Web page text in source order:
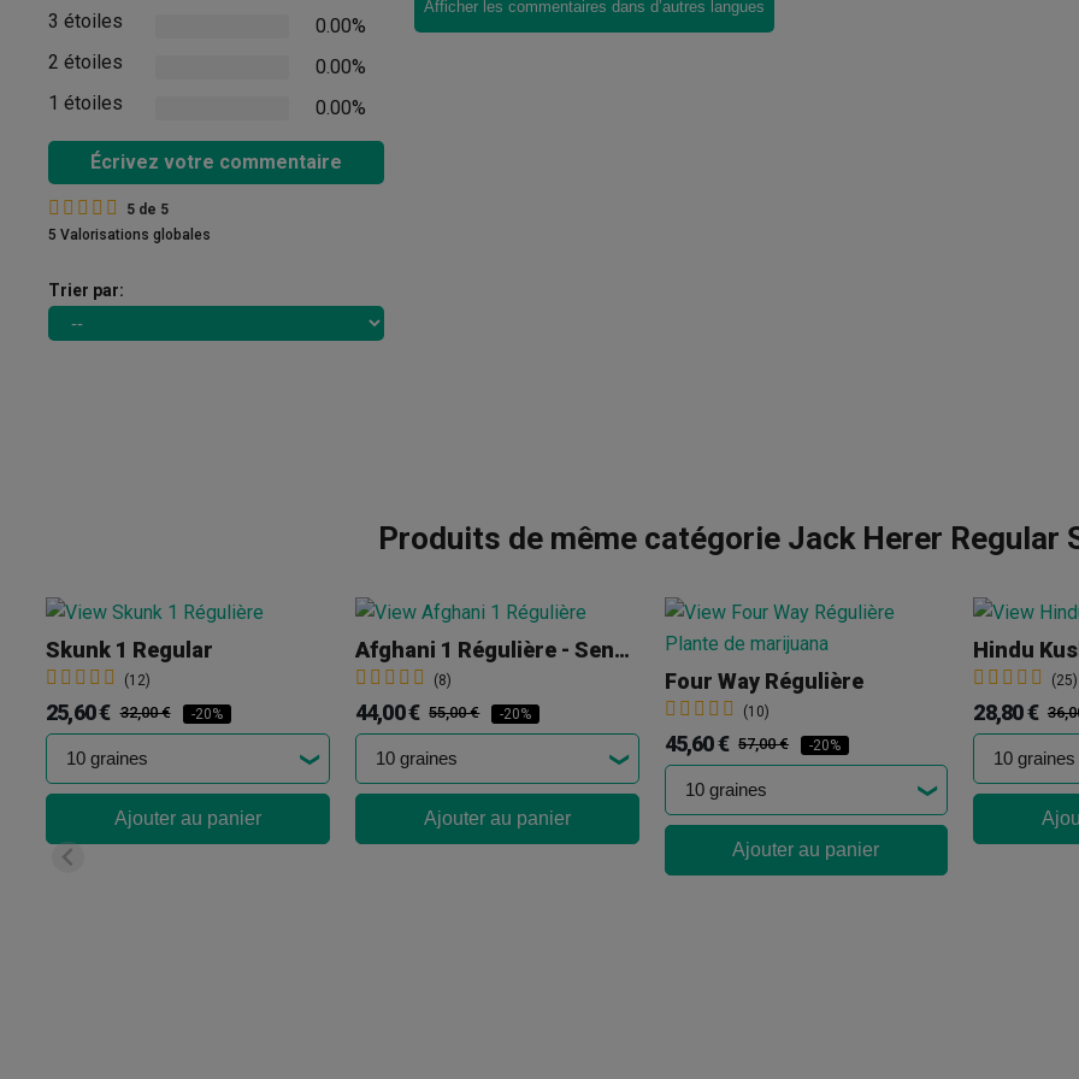
3 étoiles
0.00%
2 étoiles
0.00%
1 étoiles
0.00%
Écrivez votre commentaire
5 de 5
5 Valorisations globales
Trier par:
Afficher les commentaires dans d’autres langues
Produits de même catégorie Jack Herer Regular
Skunk 1 Regular
(12)
25,60 € 32,00 € -20%
Ajouter au panier
Afghani 1 Régulière - Sensi Seeds
(8)
44,00 € 55,00 € -20%
Ajouter au panier
Four Way Régulière
(10)
45,60 € 57,00 € -20%
Ajouter au panier
Hindu
(25)
28,80 €